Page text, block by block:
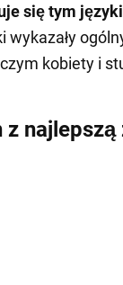
się tym
wykazały
kobiety i